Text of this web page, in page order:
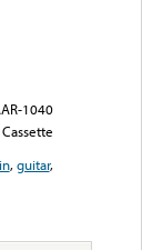
1040
Cassette
,guitar,